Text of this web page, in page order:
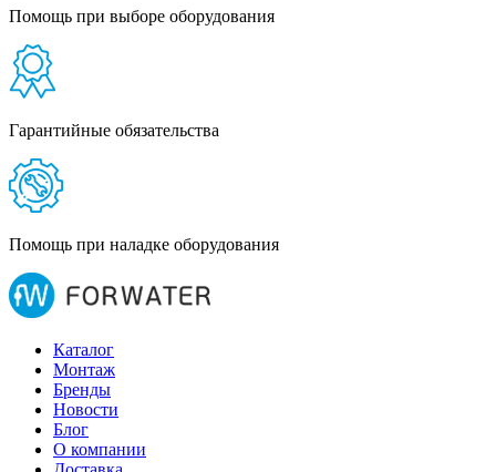
Помощь при выборе оборудования
Гарантийные обязательства
Помощь при наладке оборудования
Каталог
Монтаж
Бренды
Новости
Блог
О компании